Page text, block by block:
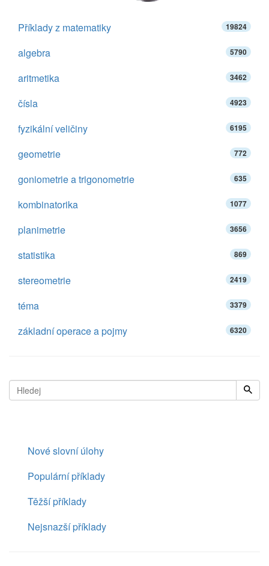
Příklady z matematiky 19824
algebra 5790
aritmetika 3462
čísla 4923
fyzikální veličiny 6195
geometrie 772
goniometrie a trigonometrie 635
kombinatorika 1077
planimetrie 3656
statistika 869
stereometrie 2419
téma 3379
základní operace a pojmy 6320
Nové slovní úlohy
Populární příklady
Těžší příklady
Nejsnazší příklady